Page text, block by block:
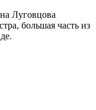
Луговцова
большая часть из